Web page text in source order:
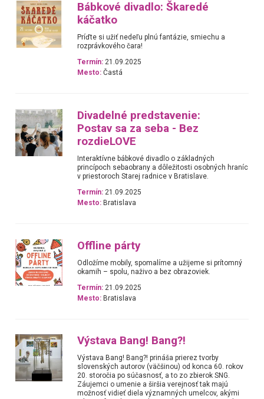
Bábkové divadlo: Škaredé
káčatko
Príďte si užiť nedeľu plnú fantázie, smiechu a
rozprávkového čara!
Termín: 21.09.2025
Mesto: Častá
Divadelné predstavenie:
Postav sa za seba - Bez
rozdieLOVE
Interaktívne bábkové divadlo o základných
princípoch sebaobrany a dôležitosti osobných hraníc
v priestoroch Starej radnice v Bratislave.
Termín: 21.09.2025
Mesto: Bratislava
Offline párty
Odložíme mobily, spomalíme a užijeme si prítomný
okamih – spolu, naživo a bez obrazoviek.
Termín: 21.09.2025
Mesto: Bratislava
Výstava Bang! Bang?!
Výstava Bang! Bang?! prináša prierez tvorby
slovenských autorov (väčšinou) od konca 60. rokov
20. storočia po súčasnosť, a to zo zbierok SNG.
Záujemci o umenie a širšia verejnosť tak majú
možnosť vidieť diela významných umelcov, akými